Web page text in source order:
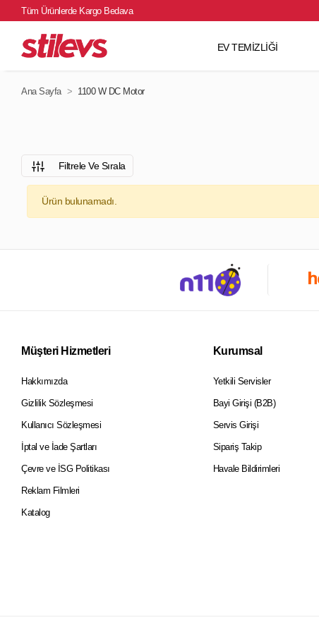
Tüm Ürünlerde Kargo Bedava
EV TEMİZLİĞİ
Ana Sayfa 1100 W DC Motor
Filtrele Ve Sırala
Ürün bulunamadı.
Müşteri Hizmetleri
Hakkımızda
Gizlilik Sözleşmesi
Kullanıcı Sözleşmesi
İptal ve İade Şartları
Çevre ve İSG Politikası
Reklam Filmleri
Katalog
Kurumsal
Yetkili Servisler
Bayi Girişi (B2B)
Servis Girişi
Sipariş Takip
Havale Bildirimleri